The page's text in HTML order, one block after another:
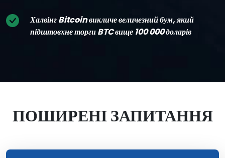
Халвінг Bitcoin викличе величезний бум, який
підштовхне торги BTC вище 100 000 доларів
ПОШИРЕНІ ЗАПИТАННЯ